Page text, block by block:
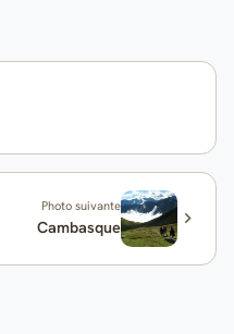
Photo suivante
Cambasque